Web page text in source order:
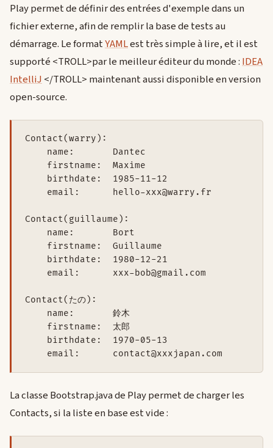
Play permet de définir des entrées d'exemple dans un
fichier externe, afin de remplir la base de tests au
démarrage. Le formatYAMLest très simple à lire, et il est
supporté <TROLL>par le meilleur éditeur du monde : IDEA
IntelliJ </TROLL> maintenant aussi disponible en version
open-source.
Contact(warry):
    name:       Dantec
    firstname:  Maxime
    birthdate:  1985-11-12
    email:      hello-xxx@warry.fr
Contact(guillaume):
    name:       Bort
    firstname:  Guillaume
    birthdate:  1980-12-21
    email:      xxx-bob@gmail.com
Contact(たの):
    name:       鈴木
    firstname:  太郎
    birthdate:  1970-05-13
La classe Bootstrap.java de Play permet de charger les
Contacts, si la liste en base est vide :